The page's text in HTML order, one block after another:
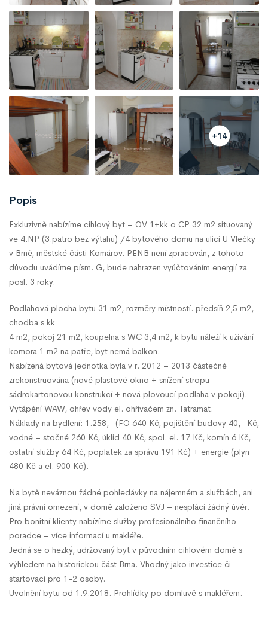
+14
Popis
Exkluzivně nabízíme cihlový byt – OV 1+kk o CP 32 m2 situovaný
ve 4.NP (3.patro bez výtahu) /4 bytového domu na ulici U Vlečky
v Brně, městské části Komárov. PENB není zpracován, z tohoto
důvodu uvádíme písm. G, bude nahrazen vyúčtováním energií za
posl. 3 roky.
Podlahová plocha bytu 31 m2, rozměry místností: předsíň 2,5 m2,
chodba s kk
4 m2, pokoj 21 m2, koupelna s WC 3,4 m2, k bytu náleží k užívání
komora 1 m2 na patře, byt nemá balkon.
Nabízená bytová jednotka byla v r. 2012 – 2013 částečně
zrekonstruována (nové plastové okno + snížení stropu
sádrokartonovou konstrukcí + nová plovoucí podlaha v pokoji).
Vytápění WAW, ohřev vody el. ohřívačem zn. Tatramat.
Náklady na bydlení: 1.258,- (FO 640 Kč, pojištění budovy 40,- Kč,
vodné – stočné 260 Kč, úklid 40 Kč, spol. el. 17 Kč, komín 6 Kč,
ostatní služby 64 Kč, poplatek za správu 191 Kč) + energie (plyn
480 Kč a el. 900 Kč).
Na bytě neváznou žádné pohledávky na nájemném a službách, ani
jiná právní omezení, v domě založeno SVJ – nesplácí žádný úvěr.
Pro bonitní klienty nabízíme služby profesionálního finančního
poradce – více informací u makléře.
Jedná se o hezký, udržovaný byt v původním cihlovém domě s
výhledem na historickou část Brna. Vhodný jako investice či
startovací pro 1-2 osoby.
Uvolnění bytu od 1.9.2018. Prohlídky po domluvě s makléřem.